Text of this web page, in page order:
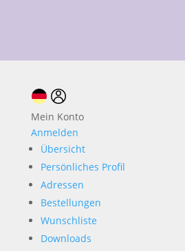
Mein Konto
Anmelden
Übersicht
Persönliches Profil
Adressen
Bestellungen
Wunschliste
Downloads